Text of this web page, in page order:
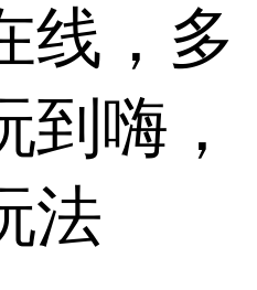
线，多
到嗨，
法